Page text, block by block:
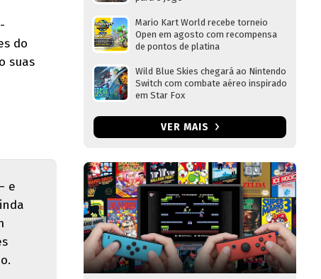
do
suas
e
Mario Kart World recebe torneio
Open em agosto com recompensa
de pontos de platina
Wild Blue Skies chegará ao Nintendo
Switch com combate aéreo inspirado
em Star Fox
VER MAIS